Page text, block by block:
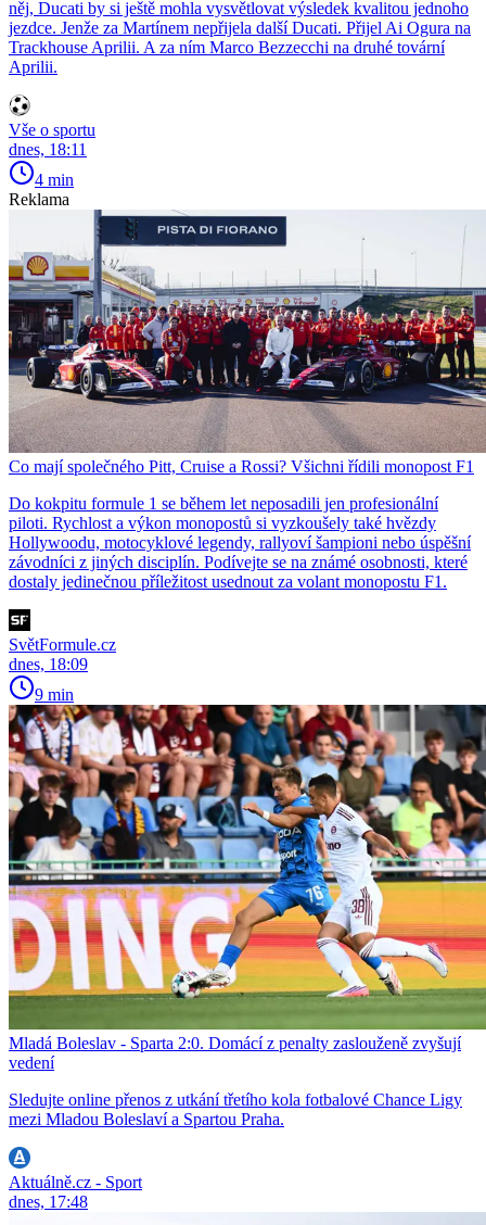
něj, Ducati by si ještě mohla vysvětlovat výsledek kvalitou jednoho
jezdce. Jenže za Martínem nepřijela další Ducati. Přijel Ai Ogura na
Trackhouse Aprilii. A za ním Marco Bezzecchi na druhé tovární
Aprilii.
Vše o sportu
dnes, 18:11
4 min
Reklama
Co mají společného Pitt, Cruise a Rossi? Všichni řídili monopost F1
Do kokpitu formule 1 se během let neposadili jen profesionální
piloti. Rychlost a výkon monopostů si vyzkoušely také hvězdy
Hollywoodu, motocyklové legendy, rallyoví šampioni nebo úspěšní
závodníci z jiných disciplín. Podívejte se na známé osobnosti, které
dostaly jedinečnou příležitost usednout za volant monopostu F1.
SvětFormule.cz
dnes, 18:09
9 min
Mladá Boleslav - Sparta 2:0. Domácí z penalty zaslouženě zvyšují
vedení
Sledujte online přenos z utkání třetího kola fotbalové Chance Ligy
mezi Mladou Boleslaví a Spartou Praha.
Aktuálně.cz - Sport
dnes, 17:48